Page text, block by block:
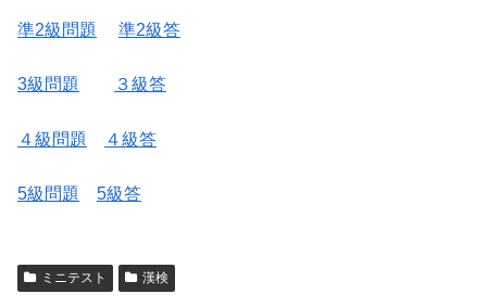
準2級問題 準2級答
3級問題 ３級答
４級問題 ４級答
5級問題 5級答
ミニテスト 漢検